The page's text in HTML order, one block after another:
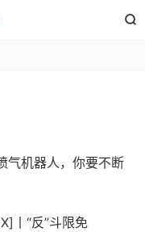

气机器人，你要不断